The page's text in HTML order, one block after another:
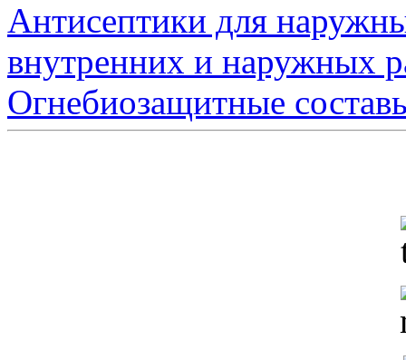
Антисептики для
внутренних и наружных
Огнебиозащитные